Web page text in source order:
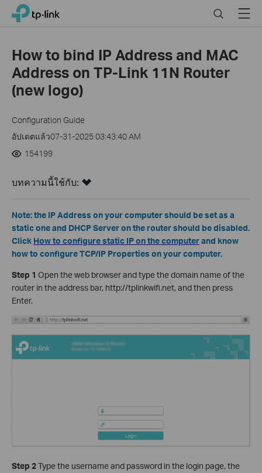
Click
navigation
TP-Link, Reliably Smart SearchMenu
How to bind IP Address and MAC
Address on TP-Link 11N Router
(new logo)
Configuration Guide
อัปเดตแล้ว07-31-2025 03:43:40 AM
154199
บทความนี้ใช้กับ:
Note: the IP Address on your computer should be set as a
static one and DHCP Server on the router should be disabled.
Click How to configure static IP on the computerand know
how to configure TCP/IP Properties on your computer.
Step 1 Open the web browser and type the domain name of the
router in the address bar, http://tplinkwifi.net, and then press
Enter.
Step 2Type the username and password in the login page, the